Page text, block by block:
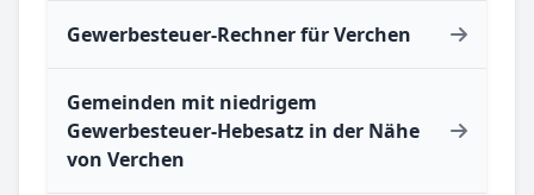
Gewerbesteuer-Rechner für Verchen
Gemeinden mit niedrigem
Gewerbesteuer-Hebesatz in der Nähe
von Verchen